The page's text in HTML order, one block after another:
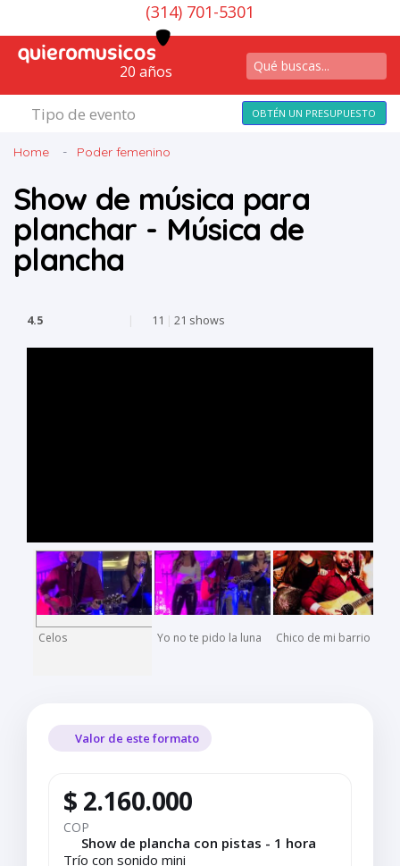
(314) 701-5301
20 años
Tipo de evento OBTÉN UN PRESUPUESTO
Home Poder femenino
Show de música para
planchar - Música de
plancha
4.5 | 11 | 21 shows
Celos Yo no te pido la luna Chico de mi barrio
Valor de este formato
$ 2.160.000
COP
Show de plancha con pistas - 1 hora
Trío con sonido mini